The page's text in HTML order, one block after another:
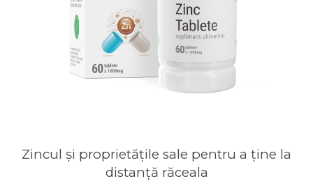
Zincul și proprietățile sale pentru a ține la
distanță răceala